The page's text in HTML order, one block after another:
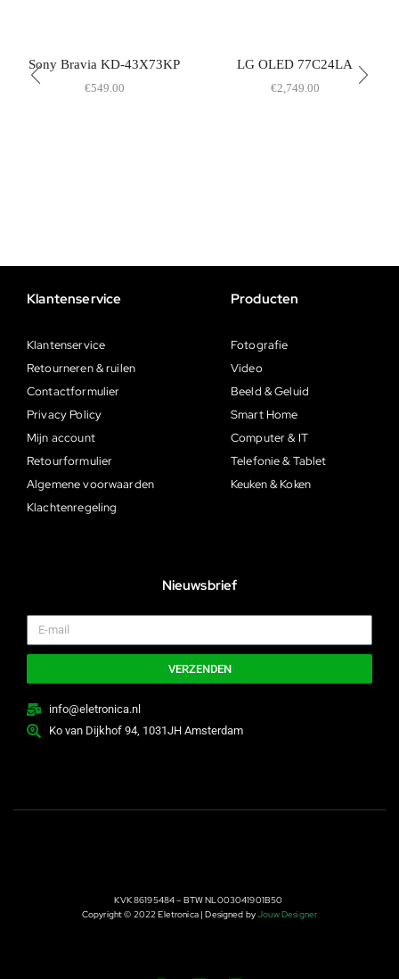
Sony Bravia KD-43X73KP
€549.00
LG OLED 77C24LA
€2,749.00
Klantenservice
Klantenservice
Retourneren & ruilen
Contactformulier
Privacy Policy
Mijn account
Retourformulier
Algemene voorwaarden
Klachtenregeling
Producten
Fotografie
Video
Beeld & Geluid
Smart Home
Computer & IT
Telefonie & Tablet
Keuken & Koken
Nieuwsbrief
VERZENDEN
info@eletronica.nl
Ko van Dijkhof 94, 1031JH Amsterdam
KVK 86195484 – BTW NL003041901B50
Copyright © 2022 Eletronica | Designed byJouw Designer